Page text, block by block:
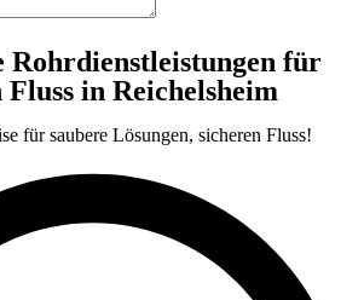
Rohrdienstleistungen für
Fluss in Reichelsheim
für saubere Lösungen, sicheren Fluss!